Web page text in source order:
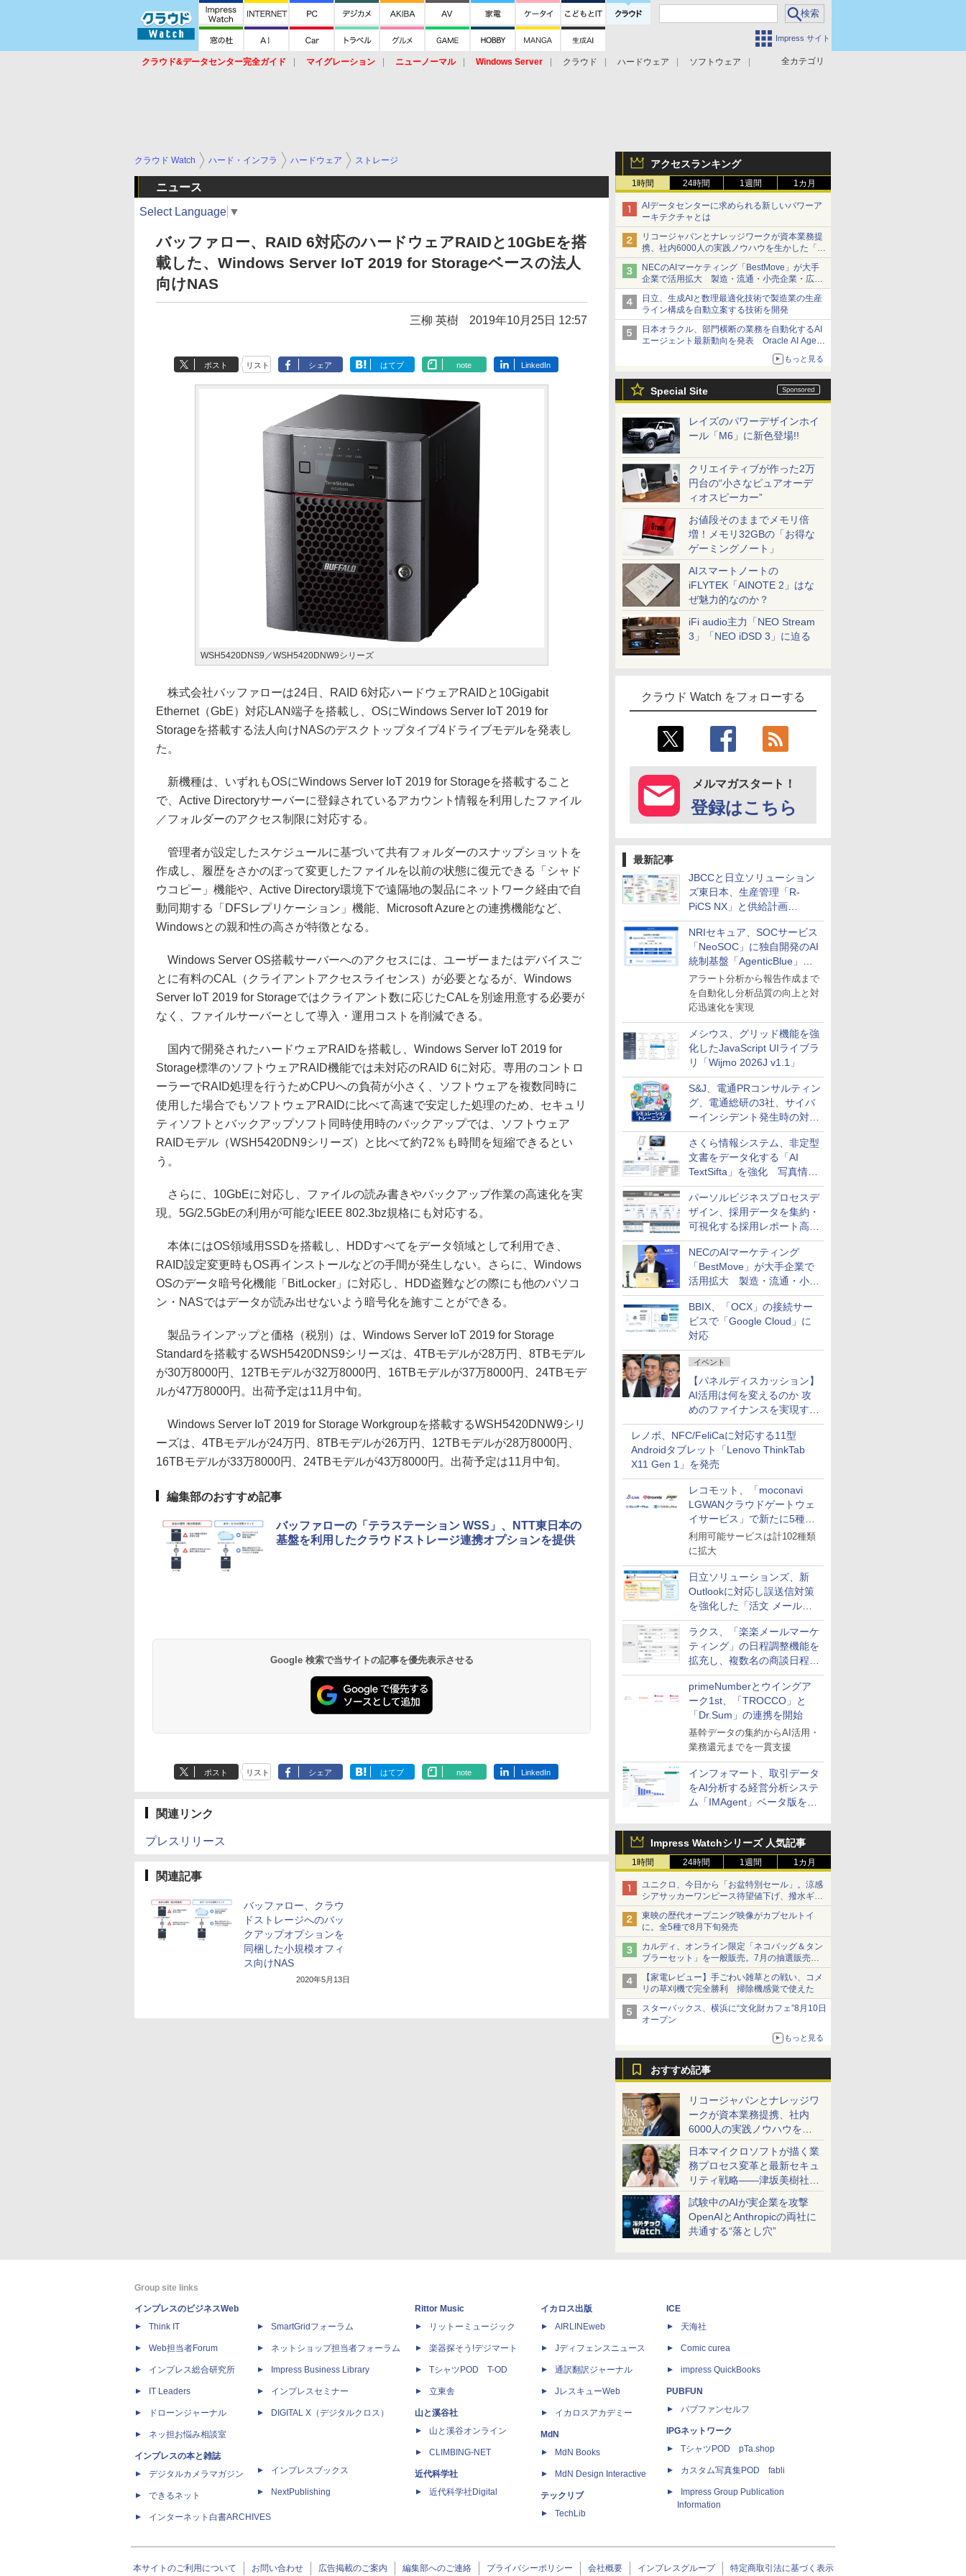
Impress サイト
全カテゴリ
クラウド&データセンター完全ガイド マイグレーション ニューノーマル Windows Server クラウド ハードウェア
ソフトウェア
アクセスランキング
1時間 24時間 1週間 1カ月
AIデータセンターに求められる新しいパワーア
ーキテクチャとは
リコージャパンとナレッジワークが資本業務提
携、社内6000人の実践ノウハウを生かした「AI
商談記録 for RICOH」を展開へ
NECのAIマーケティング「BestMove」が大手
企業で活用拡大 製造・流通・小売企業・広告
代理店などが実装フェーズへ
日立、生成AIと数理最適化技術で製造業の生産
ライン構成を自動立案する技術を開発
日本オラクル、部門横断の業務を自動化するAI
エージェント最新動向を発表 Oracle AI Agent
Studioで企業の意思決定と開発を加速
もっと見る
Special Site
レイズのパワーデザインホイ
ール「M6」に新色登場!!
クリエイティブが作った2万
円台の“小さなピュアオーデ
ィオスピーカー”
お値段そのままでメモリ倍
増！メモリ32GBの「お得な
ゲーミングノート」
AIスマートノートの
iFLYTEK「AINOTE 2」はな
ぜ魅力的なのか？
iFi audio主力「NEO Stream
3」「NEO iDSD 3」に迫る
クラウド Watch をフォローする
メルマガスタート！
登録はこちら
最新記事
JBCCと日立ソリューション
ズ東日本、生産管理「R-
PiCS NX」と供給計画
「scSQUARE ISP」の連携サ
ービスを提供開始
NRIセキュア、SOCサービス
「NeoSOC」に独自開発のAI
統制基盤「AgenticBlue」を
導入
アラート分析から報告作成まで
を自動化し分析品質の向上と対
応迅速化を実現
メシウス、グリッド機能を強
化したJavaScript UIライブラ
リ「Wijmo 2026J v1.1」
S&J、電通PRコンサルティン
グ、電通総研の3社、サイバ
ーインシデント発生時の対応
と危機管理広報を一体的に訓
練するプログラムを提供
さくら情報システム、非定型
文書をデータ化する「AI
TextSifta」を強化 写真情報
のデータ化などに対応
パーソルビジネスプロセスデ
ザイン、採用データを集約・
可視化する採用レポート高速
化サービスを提供
NECのAIマーケティング
「BestMove」が大手企業で
活用拡大 製造・流通・小売
企業・広告代理店などが実装
フェーズへ
BBIX、「OCX」の接続サー
ビスで「Google Cloud」に
対応
イベント
【パネルディスカッション】
AI活用は何を変えるのか 攻
めのファイナンスを実現する
業務設計とマインドセット変
革
レノボ、NFC/FeliCaに対応する11型
Androidタブレット「Lenovo ThinkTab
X11 Gen 1」を発売
レコモット、「moconavi
LGWANクラウドゲートウェ
イサービス」で新たに5種類
のサービスと連携開始
利用可能サービスは計102種類
に拡大
日立ソリューションズ、新
Outlookに対応し誤送信対策
を強化した「活文 メール誤
送信防止アドインサービス」
を提供
ラクス、「楽楽メールマーケ
ティング」の日程調整機能を
拡充し、複数名の商談日程調
整を効率化
primeNumberとウイングア
ーク1st、「TROCCO」と
「Dr.Sum」の連携を開始
基幹データの集約からAI活用・
業務還元までを一貫支援
インフォマート、取引データ
をAI分析する経営分析システ
ム「IMAgent」ベータ版を提
Impress Watchシリーズ 人気記事
1時間 24時間 1週間 1カ月
ユニクロ、今日から「お盆特別セール」。涼感
シアサッカーワンピース待望値下げ、撥水ギア
ショーツは1990円に
東映の歴代オープニング映像がカプセルトイ
に。全5種で8月下旬発売
カルディ、オンライン限定「ネコバッグ＆タン
ブラーセット」を一般販売。7月の抽選販売の
当選無効分
【家電レビュー】手ごわい雑草との戦い、コメ
リの草刈機で完全勝利 掃除機感覚で使えた
スターバックス、横浜に“文化財カフェ”8月10日
オープン
もっと見る
おすすめ記事
リコージャパンとナレッジワ
ークが資本業務提携、社内
6000人の実践ノウハウを生
かした「AI商談記録 for
RICOH」を展開へ
日本マイクロソフトが描く業
務プロセス変革と最新セキュ
リティ戦略――津坂美樹社長
が2027年度戦略を説明
試験中のAIが実企業を攻撃
OpenAIとAnthropicの両社に
共通する“落とし穴”
クラウド Watch ハード・インフラ ハードウェア ストレージ
ニュース
Select Language ▼
バッファロー、RAID 6対応のハードウェアRAIDと10GbEを搭
載した、Windows Server IoT 2019 for Storageベースの法人
向けNAS
三柳 英樹 2019年10月25日 12:57
ポスト リスト シェア はてブ note LinkedIn
WSH5420DNS9／WSH5420DNW9シリーズ
株式会社バッファローは24日、RAID 6対応ハードウェアRAIDと10Gigabit
Ethernet（GbE）対応LAN端子を搭載し、OSにWindows Server IoT 2019 for
Storageを搭載する法人向けNASのデスクトップタイプ4ドライブモデルを発表し
た。
新機種は、いずれもOSにWindows Server IoT 2019 for Storageを搭載すること
で、Active Directoryサーバーに登録されているアカウント情報を利用したファイル
／フォルダーのアクセス制限に対応する。
管理者が設定したスケジュールに基づいて共有フォルダーのスナップショットを
作成し、履歴をさかのぼって変更したファイルを以前の状態に復元できる「シャド
ウコピー」機能や、Active Directory環境下で遠隔地の製品にネットワーク経由で自
動同期する「DFSレプリケーション」機能、Microsoft Azureとの連携機能など、
Windowsとの親和性の高さが特徴となる。
Windows Server OS搭載サーバーへのアクセスには、ユーザーまたはデバイスご
とに有料のCAL（クライアントアクセスライセンス）が必要となるが、Windows
Server IoT 2019 for Storageではクライアント数に応じたCALを別途用意する必要が
なく、ファイルサーバーとして導入・運用コストを削減できる。
国内で開発されたハードウェアRAIDを搭載し、Windows Server IoT 2019 for
Storage標準のソフトウェアRAID機能では未対応のRAID 6に対応。専用のコントロ
ーラーでRAID処理を行うためCPUへの負荷が小さく、ソフトウェアを複数同時に
使用した場合でもソフトウェアRAIDに比べて高速で安定した処理のため、セキュリ
ティソフトとバックアップソフト同時使用時のバックアップでは、ソフトウェア
RAIDモデル（WSH5420DN9シリーズ）と比べて約72％も時間を短縮できるとい
う。
さらに、10GbEに対応し、ファイルの読み書きやバックアップ作業の高速化を実
現。5G/2.5GbEの利用が可能なIEEE 802.3bz規格にも対応する。
本体にはOS領域用SSDを搭載し、HDDすべてをデータ領域として利用でき、
RAID設定変更時もOS再インストールなどの手間が発生しない。さらに、Windows
OSのデータ暗号化機能「BitLocker」に対応し、HDD盗難などの際にも他のパソコ
ン・NASではデータが読み出せないよう暗号化を施すことができる。
製品ラインアップと価格（税別）は、Windows Server IoT 2019 for Storage
Standardを搭載するWSH5420DNS9シリーズは、4TBモデルが28万円、8TBモデル
が30万8000円、12TBモデルが32万8000円、16TBモデルが37万8000円、24TBモデ
ルが47万8000円。出荷予定は11月中旬。
Windows Server IoT 2019 for Storage Workgroupを搭載するWSH5420DNW9シリ
ーズは、4TBモデルが24万円、8TBモデルが26万円、12TBモデルが28万8000円、
16TBモデルが33万8000円、24TBモデルが43万8000円。出荷予定は11月中旬。
編集部のおすすめ記事
バッファローの「テラステーション WSS」、NTT東日本の
基盤を利用したクラウドストレージ連携オプションを提供
Google 検索で当サイトの記事を優先表示させる
ポスト リスト シェア はてブ note LinkedIn
関連リンク
プレスリリース
関連記事
バッファロー、クラウ
ドストレージへのバッ
クアップオプションを
同梱した小規模オフィ
ス向けNAS
2020年5月13日
Group site links
インプレスのビジネスWeb
Think IT
Web担当者Forum
インプレス総合研究所
IT Leaders
ドローンジャーナル
ネッ担お悩み相談室
インプレスの本と雑誌
デジタルカメラマガジン
できるネット
インターネット白書ARCHIVES
SmartGridフォーラム
ネットショップ担当者フォーラム
Impress Business Library
インプレスセミナー
DIGITAL X（デジタルクロス）
インプレスブックス
NextPublishing
Rittor Music
リットーミュージック
楽器探そう!デジマート
TシャツPOD T-OD
立東舎
山と溪谷社
山と溪谷オンライン
CLIMBING-NET
近代科学社
近代科学社Digital
イカロス出版
AIRLINEweb
Jディフェンスニュース
通訳翻訳ジャーナル
JレスキューWeb
イカロスアカデミー
MdN
MdN Books
MdN Design Interactive
テックリブ
TechLib
ICE
天海社
Comic curea
impress QuickBooks
PUBFUN
パブファンセルフ
IPGネットワーク
TシャツPOD pTa.shop
カスタム写真集POD fabli
Impress Group Publication
Information
本サイトのご利用について お問い合わせ 広告掲載のご案内 編集部へのご連絡 プライバシーポリシー 会社概要 インプレスグループ 特定商取引法に基づく表示